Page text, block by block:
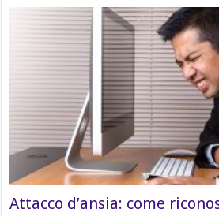
Attacco d’ansia: come